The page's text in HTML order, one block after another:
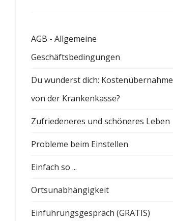
AGB - Allgemeine
Geschäftsbedingungen
Du wunderst dich: Kostenübernahme
von der Krankenkasse?
Zufriedeneres und schöneres Leben
Probleme beim Einstellen
Einfach so ...
Ortsunabhängigkeit
Einführungsgespräch (GRATIS)